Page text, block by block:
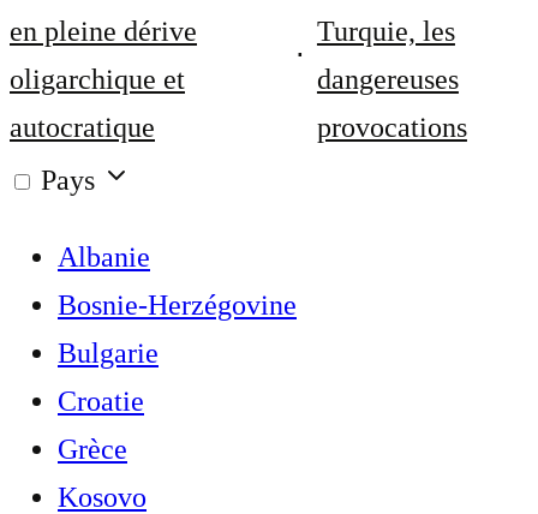
en pleine dérive
oligarchique et
autocratique
Turquie, les
dangereuses
provocations
Pays
Albanie
Bosnie-Herzégovine
Bulgarie
Croatie
Grèce
Kosovo